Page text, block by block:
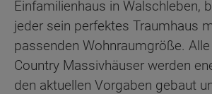
Einfamilienhaus in Walschleben,
jeder sein perfektes Traumhaus
passenden Wohnraumgröße.
Country Massivhäuser werden
den aktuellen Vorgaben gebaut